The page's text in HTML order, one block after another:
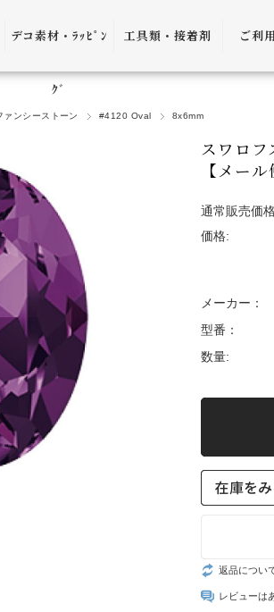
デコ素材・ﾗｯﾋﾟﾝ
ｸﾞ
デコ素材
ﾗｯﾋﾟﾝｸﾞ雑貨
工具類・接着剤
ピンセット
アプリケーター
ヤットコ・ニッ
接着剤・リムー
便利グッズ・そ
ご利
ご利
つ
決済
て
会員ラ
ァンシーストーン #4120 Oval 8x6mm
スワロ
【メール
通常販売価
価格:
メーカー：
型番：
数量:
返品につい
レビューは